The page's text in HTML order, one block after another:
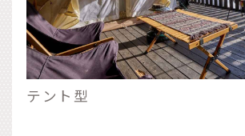
テント型